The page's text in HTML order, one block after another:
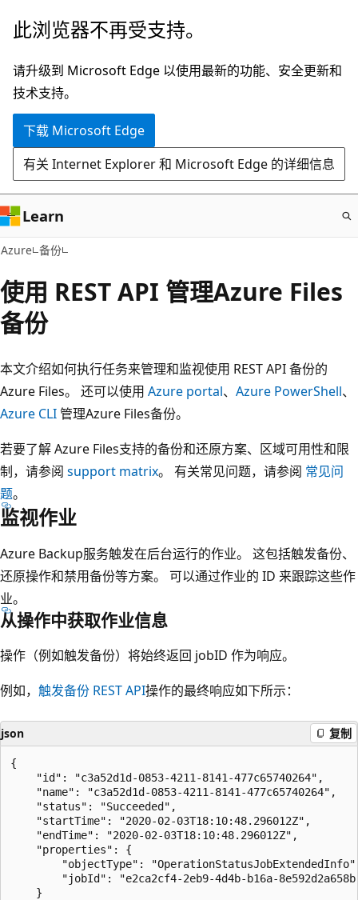
跳
主
要
内
此浏览器不再受支持。
请升级到 Microsoft Edge 以使用最新的功能、安全更新和
技术支持。
下载 Microsoft Edge
有关 Internet Explorer 和 Microsoft Edge 的详细信息
Learn
Azure 备份
使用 REST API 管理Azure Files
备份
本文介绍如何执行任务来管理和监视使用 REST API 备份的
Azure Files。 还可以使用 Azure portal、 Azure PowerShell、
Azure CLI 管理Azure Files备份。
若要了解 Azure Files支持的备份和还原方案、区域可用性和限
制，请参阅 support matrix。 有关常见问题，请参阅 常见问
题。
监视作业
Azure Backup服务触发在后台运行的作业。 这包括触发备份、
还原操作和禁用备份等方案。 可以通过作业的 ID 来跟踪这些作
业。
从操作中获取作业信息
操作（例如触发备份）将始终返回 jobID 作为响应。
例如， 触发备份 REST API操作的最终响应如下所示：
json 复制
{
    "id": "c3a52d1d-0853-4211-8141-477c65740264",
    "name": "c3a52d1d-0853-4211-8141-477c65740264",
    "status": "Succeeded",
    "startTime": "2020-02-03T18:10:48.296012Z",
    "endTime": "2020-02-03T18:10:48.296012Z",
    "properties": {
"objectType":
"jobId": "e2ca2cf4-2eb9-4d4b-b16a-
    }